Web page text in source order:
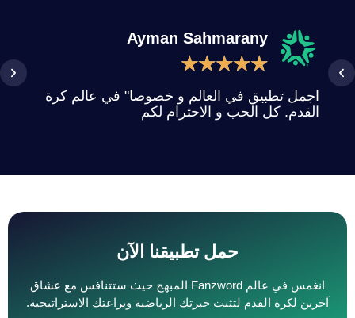
Ayman Sahmarany
★
★
★
★
★
اجمل تطبيق في العالم و خصوصا" في عالم كرة
القدم. كل الحب و الاحترام لكم
حمل تطبيقنا الآن
انغمس في عالم Fanzword المبهج حيث ستتنافس مع عشاق
آخرين لكرة القدم لتثبت خبرتك الرياضية وبراعتك الاستراتيجية.